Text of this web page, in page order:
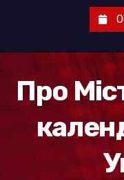
Про